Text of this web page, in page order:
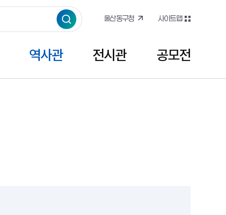
울산동구청 사이트맵
역사관 전시관 공모전